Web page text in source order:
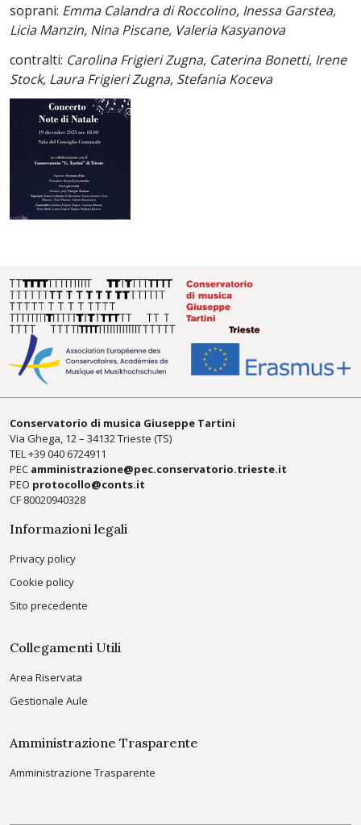
soprani: Emma Calandra di Roccolino, Inessa Garstea,
Licia Manzin, Nina Piscane, Valeria Kasyanova
contralti: Carolina Frigieri Zugna, Caterina Bonetti, Irene
Stock, Laura Frigieri Zugna, Stefania Koceva
Conservatorio di musica Giuseppe Tartini
Via Ghega, 12 – 34132 Trieste (TS)
TEL +39040 6724911
PEC amministrazione@pec.conservatorio.trieste.it
PEO protocollo@conts.it
CF 80020940328
Informazioni legali
Privacy policy
Cookie policy
Sito precedente
Collegamenti Utili
Area Riservata
Gestionale Aule
Amministrazione Trasparente
Amministrazione Trasparente